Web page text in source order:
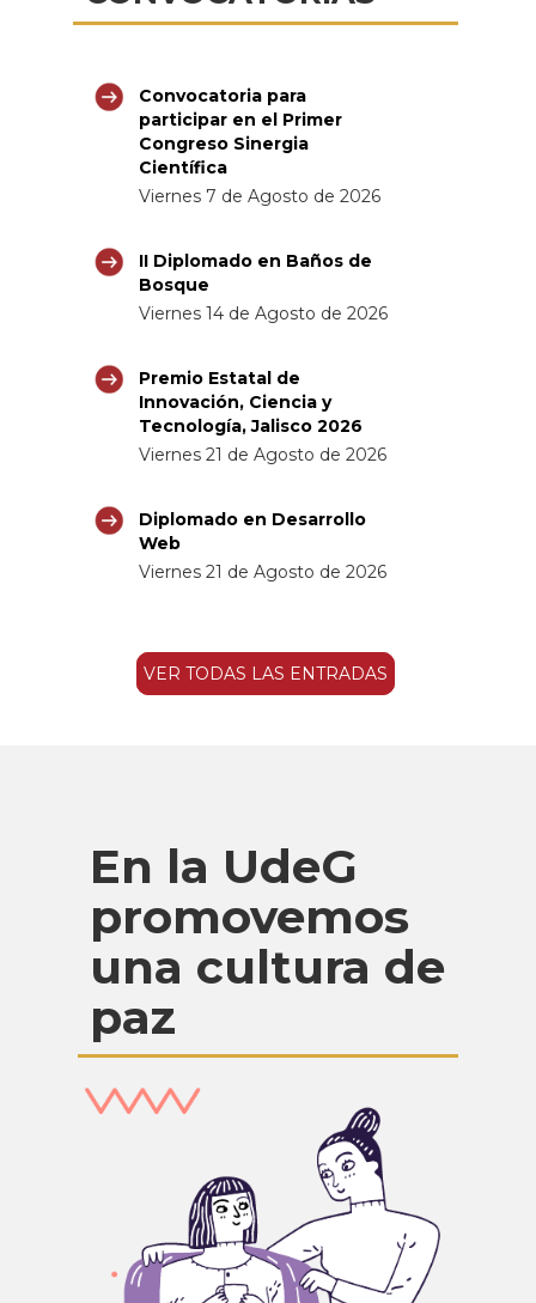
Convocatoria para
participar en el Primer
Congreso Sinergia
Científica
Viernes 7 de Agosto de 2026
II Diplomado en Baños de
Bosque
Viernes 14 de Agosto de 2026
Premio Estatal de
Innovación, Ciencia y
Tecnología, Jalisco 2026
Viernes 21 de Agosto de 2026
Diplomado en Desarrollo
Web
Viernes 21 de Agosto de 2026
VER TODAS LAS ENTRADAS
En la UdeG
promovemos
una cultura de
paz